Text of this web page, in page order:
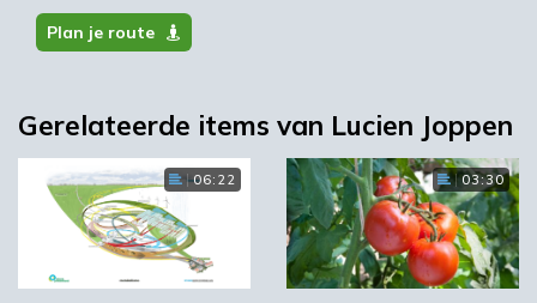
Plan je route
Gerelateerde items van Lucien Joppen
06:22 03:30